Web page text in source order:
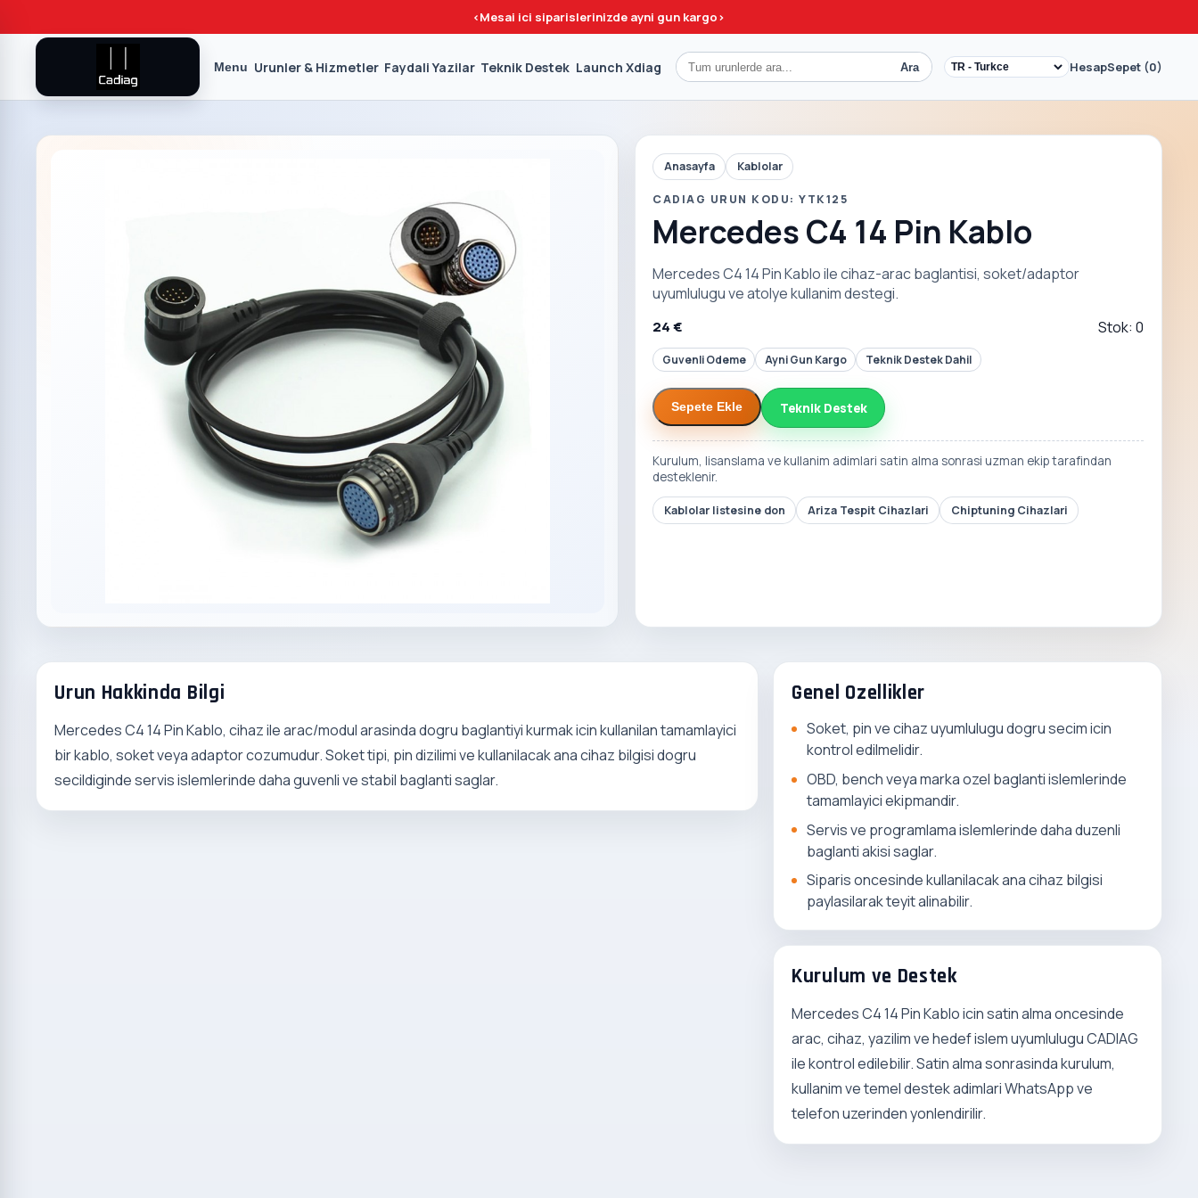
<Mesai ici siparislerinizde ayni gun kargo>
Menu Urunler & Hizmetler Faydali Yazilar Teknik Destek Launch Xdiag Ara HesapSepet (0)
Anasayfa Kablolar
CADIAG URUN KODU: YTK125
Mercedes C4 14 Pin Kablo
Mercedes C4 14 Pin Kablo ile cihaz-arac baglantisi, soket/adaptor
uyumlulugu ve atolye kullanim destegi.
24 € Stok: 0
Guvenli Odeme Ayni Gun Kargo Teknik Destek Dahil
Sepete Ekle Teknik Destek
Kurulum, lisanslama ve kullanim adimlari satin alma sonrasi uzman ekip tarafindan
desteklenir.
Kablolar listesine don Ariza Tespit Cihazlari Chiptuning Cihazlari
Urun Hakkinda Bilgi
Mercedes C4 14 Pin Kablo, cihaz ile arac/modul arasinda dogru baglantiyi kurmak icin kullanilan tamamlayici
bir kablo, soket veya adaptor cozumudur. Soket tipi, pin dizilimi ve kullanilacak ana cihaz bilgisi dogru
secildiginde servis islemlerinde daha guvenli ve stabil baglanti saglar.
Genel Ozellikler
Soket, pin ve cihaz uyumlulugu dogru secim icin
kontrol edilmelidir.
OBD, bench veya marka ozel baglanti islemlerinde
tamamlayici ekipmandir.
Servis ve programlama islemlerinde daha duzenli
baglanti akisi saglar.
Siparis oncesinde kullanilacak ana cihaz bilgisi
paylasilarak teyit alinabilir.
Kurulum ve Destek
Mercedes C4 14 Pin Kablo icin satin alma oncesinde
arac, cihaz, yazilim ve hedef islem uyumlulugu CADIAG
ile kontrol edilebilir. Satin alma sonrasinda kurulum,
kullanim ve temel destek adimlari WhatsApp ve
telefon uzerinden yonlendirilir.